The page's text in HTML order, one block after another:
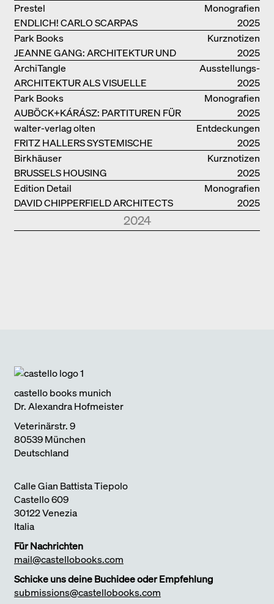
Monografien
ENDLICH! CARLO SCARPAS
GESAMTWERK
Prestel
2025
Kurznotizen
JEANNE GANG: ARCHITEKTUR UND
DIE KUNST DES PFROPFENS
Park Books
2025
Ausstellungs­
kataloge
ARCHITEKTUR ALS VISUELLE
INVESTIGATION
ArchiTangle
2025
Monografien
AUBÖCK+KÁRÁSZ: PARTITUREN FÜR
OFFENE RÄUME
Park Books
2025
Entdeckungen
FRITZ HALLERS SYSTEMISCHE
STADTUTOPIE
walter-verlag olten
2025
Kurznotizen
BRUSSELS HOUSING
Birkhäuser
2025
Monografien
DAVID CHIPPERFIELD ARCHITECTS
Edition Detail
2025
2024
ARCHITEKTUR UND KLIMAWANDEL
castello books munich
Dr. Alexandra Hofmeister
Veterinärstr. 9
80539 München
Deutschland
Calle Gian Battista Tiepolo
Castello 609
30122 Venezia
Italia
Für Nachrichten
mail@castellobooks.com
Schicke uns deine Buchidee oder Empfehlung
submissions@castellobooks.com